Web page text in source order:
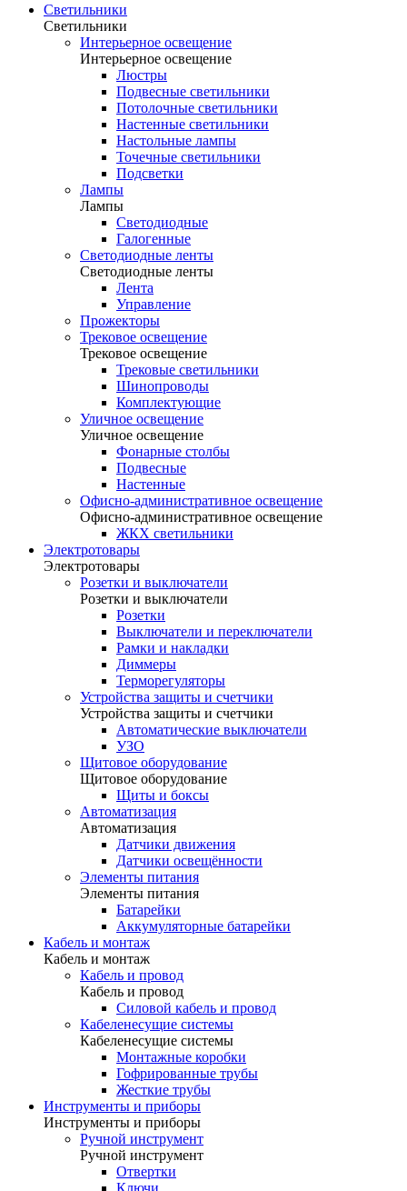
Светильники
Светильники
Интерьерное освещение
Интерьерное освещение
Люстры
Подвесные светильники
Потолочные светильники
Настенные светильники
Настольные лампы
Точечные светильники
Подсветки
Лампы
Лампы
Светодиодные
Галогенные
Светодиодные ленты
Светодиодные ленты
Лента
Управление
Прожекторы
Трековое освещение
Трековое освещение
Трековые светильники
Шинопроводы
Комплектующие
Уличное освещение
Уличное освещение
Фонарные столбы
Подвесные
Настенные
Офисно-административное освещение
Офисно-административное освещение
ЖКХ светильники
Электротовары
Электротовары
Розетки и выключатели
Розетки и выключатели
Розетки
Выключатели и переключатели
Рамки и накладки
Диммеры
Терморегуляторы
Устройства защиты и счетчики
Устройства защиты и счетчики
Автоматические выключатели
УЗО
Щитовое оборудование
Щитовое оборудование
Щиты и боксы
Автоматизация
Автоматизация
Датчики движения
Датчики освещённости
Элементы питания
Элементы питания
Батарейки
Аккумуляторные батарейки
Кабель и монтаж
Кабель и монтаж
Кабель и провод
Кабель и провод
Силовой кабель и провод
Кабеленесущие системы
Кабеленесущие системы
Монтажные коробки
Гофрированные трубы
Жесткие трубы
Инструменты и приборы
Инструменты и приборы
Ручной инструмент
Ручной инструмент
Отвертки
Ключи